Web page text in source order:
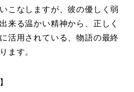
こなしますが、彼の優しく弱
来る温かい精神から、正しく
活用されている、物語の最終
ます。